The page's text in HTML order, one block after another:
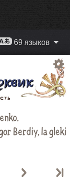
69 языков
.
Berdiy,la gleki